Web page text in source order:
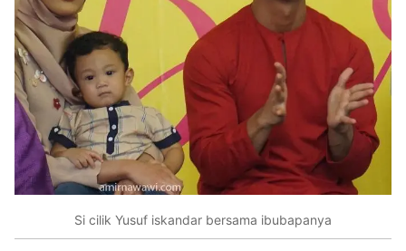
Si cilik Yusuf iskandar bersama ibubapanya